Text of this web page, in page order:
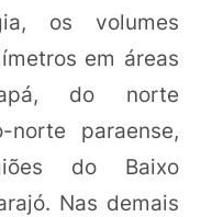
os volumes
em áreas
do norte
paraense,
do Baixo
Nas demais